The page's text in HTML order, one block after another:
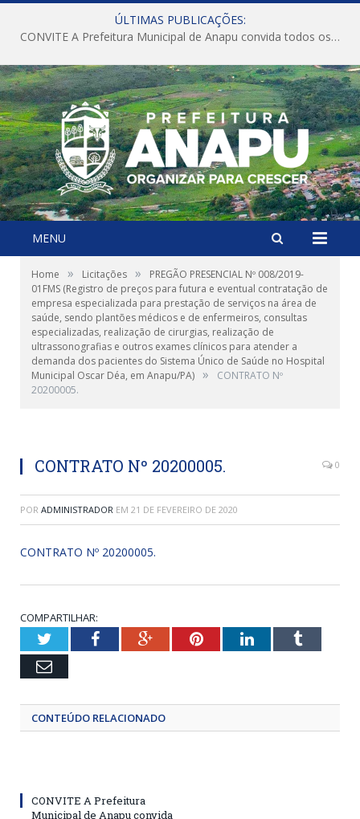
ÚLTIMAS PUBLICAÇÕES:
CONVITE A Prefeitura Municipal de Anapu convida todos os servidores públicos municipais para participarem da Audiência Pública de discussão da Lei de Diretrizes Orçamentárias (LDO), importante instrumento de planejamento das ações e investimentos da Administração Pública para o próximo exercício financeiro.
MENU
Home » Licitações »
PREGÃO PRESENCIAL Nº 008/2019-
01FMS (Registro de preços para futura e eventual contratação de
empresa especializada para prestação de serviços na área de
saúde, sendo plantões médicos e de enfermeiros, consultas
especializadas, realização de cirurgias, realização de
ultrassonografias e outros exames clínicos para atender a
demanda dos pacientes do Sistema Único de Saúde no Hospital
Municipal Oscar Déa, em Anapu/PA) »
CONTRATO Nº
20200005.
CONTRATO Nº 20200005. 0
POR ADMINISTRADOR EM 21 DE FEVEREIRO DE 2020
CONTRATO Nº 20200005.
COMPARTILHAR:
TwitterFacebookGoogle+PinterestLinkedInTumblr
Email
CONTEÚDO RELACIONADO
CONVITE A Prefeitura
Municipal de Anapu convida